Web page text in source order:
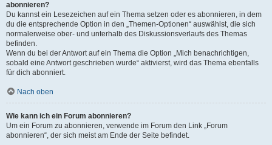
abonnieren?
Du kannst ein Lesezeichen auf ein Thema setzen oder es abonnieren, in dem
du die entsprechende Option in den „Themen-Optionen“ auswählst, die sich
normalerweise ober- und unterhalb des Diskussionsverlaufs des Themas
befinden.
Wenn du bei der Antwort auf ein Thema die Option „Mich benachrichtigen,
sobald eine Antwort geschrieben wurde“ aktivierst, wird das Thema ebenfalls
für dich abonniert.
Nach oben
Wie kann ich ein Forum abonnieren?
Um ein Forum zu abonnieren, verwende im Forum den Link „Forum
abonnieren“, der sich meist am Ende der Seite befindet.